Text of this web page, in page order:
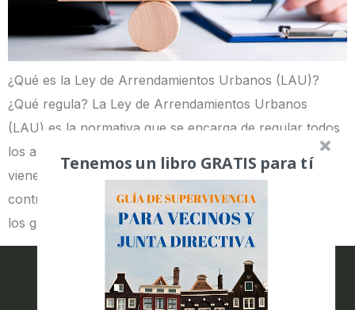
¿Qué es la Ley de Arrendamientos Urbanos (LAU)?
¿Qué regula? La Ley de Arrendamientos Urbanos
(LAU) es la normativa que se encarga de regular todos
los alquileres de bienes inmuebles en España. En ella
vienen recogidos aspectos como la duración de los
contratos de alquiler, el precio de las mensualidades o
los gastos derivados de […]
Tenemos un libro GRATIS para tí